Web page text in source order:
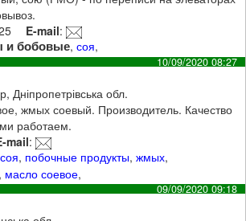
E-mail:
и бобовые,соя,
10/09/2020 08:27
Дніпропетрівська обл.
жмых соевый. Производитель. Качество
работаем.
mail:
соя, побочные продукты,жмых,
, масло соевое,
09/09/2020 09:18